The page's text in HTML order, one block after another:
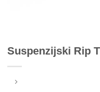
Suspenzijski Rip